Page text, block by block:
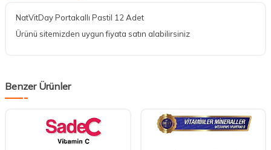
NatVitDay Portakallı Pastil 12 Adet
Ürünü sitemizden uygun fiyata satın alabilirsiniz
Benzer Ürünler